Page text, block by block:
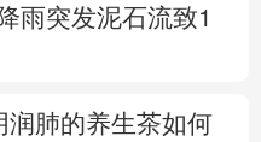
雨突发泥石流致1
润肺的养生茶如何